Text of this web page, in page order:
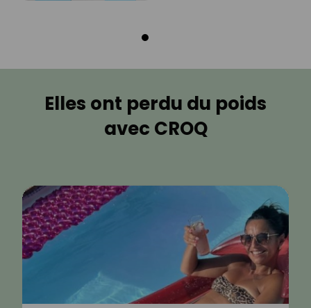
Elles ont perdu du poids
avec CROQ